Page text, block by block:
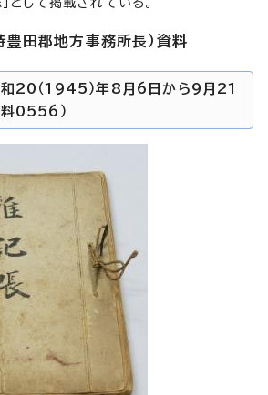
豊田郡地方事務所長）資料
（1945）年8月6日から9月21
料0556）